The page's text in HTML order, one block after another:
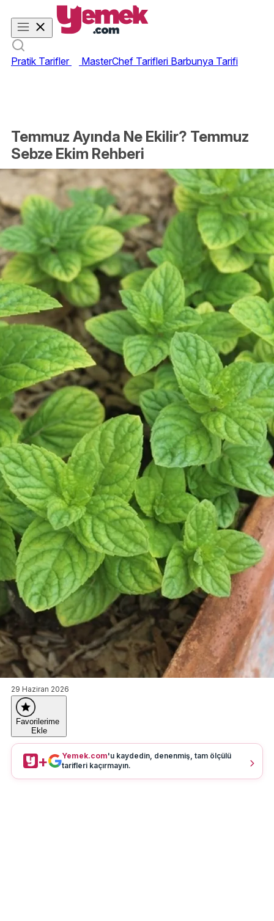
Pratik Tarifler MasterChef Tarifleri Barbunya Tarifi
Temmuz Ayında Ne Ekilir? Temmuz
Sebze Ekim Rehberi
29 Haziran 2026
Favorilerime
Ekle
+ Yemek.com'u kaydedin, denenmiş, tam ölçülü
tarifleri kaçırmayın.